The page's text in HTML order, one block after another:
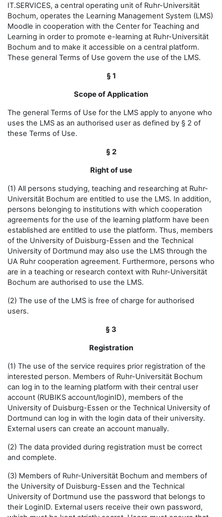
IT.SERVICES, a central operating unit of Ruhr-Universität
Bochum, operates the Learning Management System (LMS)
Moodle in cooperation with the Center for Teaching and
Learning in order to promote e-learning at Ruhr-Universität
Bochum and to make it accessible on a central platform.
These general Terms of Use govern the use of the LMS.
§ 1
Scope of Application
The general Terms of Use for the LMS apply to anyone who
uses the LMS as an authorised user as defined by § 2 of
these Terms of Use.
§ 2
Right of use
(1) All persons studying, teaching and researching at Ruhr-
Universität Bochum are entitled to use the LMS. In addition,
persons belonging to institutions with which cooperation
agreements for the use of the learning platform have been
established are entitled to use the platform. Thus, members
of the University of Duisburg-Essen and the Technical
University of Dortmund may also use the LMS through the
UA Ruhr cooperation agreement. Furthermore, persons who
are in a teaching or research context with Ruhr-Universität
Bochum are authorised to use the LMS.
(2) The use of the LMS is free of charge for authorised
users.
§ 3
Registration
(1) The use of the service requires prior registration of the
interested person. Members of Ruhr-Universität Bochum
can log in to the learning platform with their central user
account (RUBIKS account/loginID), members of the
University of Duisburg-Essen or the Technical University of
Dortmund can log in with the login data of their university.
External users can create an account manually.
(2) The data provided during registration must be correct
and complete.
(3) Members of Ruhr-Universität Bochum and members of
the University of Duisburg-Essen and the Technical
University of Dortmund use the password that belongs to
their LoginID. External users receive their own password,